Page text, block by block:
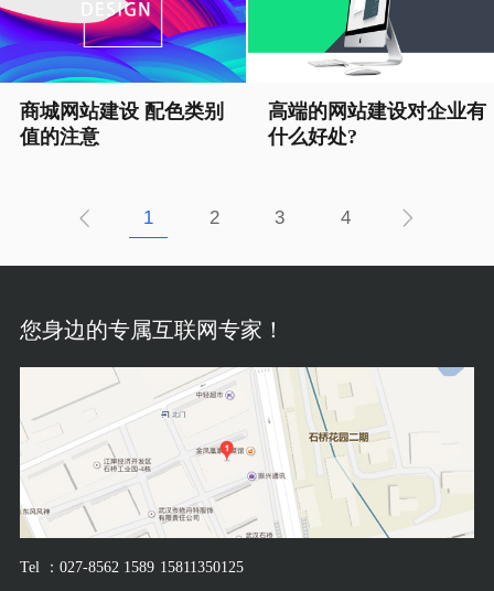
商城网站建设 配色类别
值的注意
高端的网站建设对企业有
什么好处?
1 2 3 4
您身边的专属互联网专家！
Tel ：027-8562 1589 15811350125